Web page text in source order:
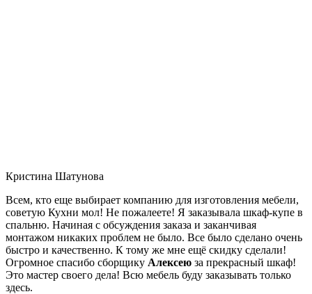
Кристина Шатунова
Всем, кто еще выбирает компанию для изготовления мебели,
советую Кухни мол! Не пожалеете! Я заказывала шкаф-купе в
спальню. Начиная с обсуждения заказа и заканчивая
монтажом никаких проблем не было. Все было сделано очень
быстро и качественно. К тому же мне ещё скидку сделали!
Огромное спасибо сборщику Алексею за прекрасный шкаф!
Это мастер своего дела! Всю мебель буду заказывать только
здесь.